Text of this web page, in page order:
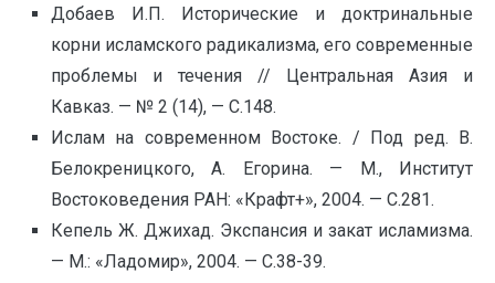
Добаев И.П. Исторические и доктринальные
корни исламского радикализма, его современные
проблемы и течения // Центральная Азия и
Кавказ. — № 2 (14), — С.148.
Ислам на современном Востоке. / Под ред. В.
Белокреницкого, А. Егорина. — М., Институт
Востоковедения РАН: «Крафт+», 2004. — С.281.
Кепель Ж. Джихад. Экспансия и закат исламизма.
— М.: «Ладомир», 2004. — С.38-39.